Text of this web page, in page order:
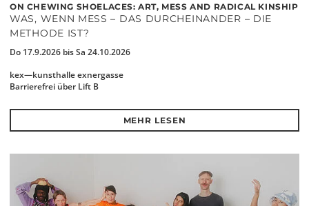
ON CHEWING SHOELACES: ART, MESS AND RADICAL KINSHIP
WAS, WENN MESS – DAS DURCHEINANDER – DIE
METHODE IST?
Do 17.9.2026 bis Sa 24.10.2026
kex—kunsthalle exnergasse
Barrierefrei über Lift B
MEHR LESEN